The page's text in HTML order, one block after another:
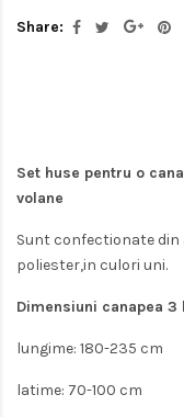
Share:
Set huse pentru o
volane
Sunt confectionate
poliester,in culori uni.
Dimensiuni canapea 3
lungime: 180-235 cm
latime: 70-100 cm